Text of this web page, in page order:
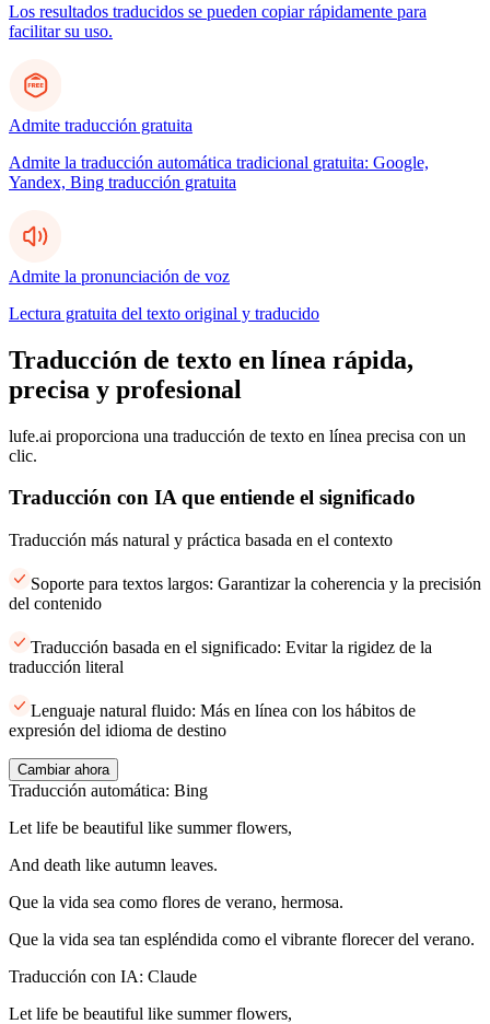
Los resultados traducidos se pueden copiar rápidamente para
facilitar su uso.
Admite traducción gratuita
Admite la traducción automática tradicional gratuita: Google,
Yandex, Bing traducción gratuita
Admite la pronunciación de voz
Lectura gratuita del texto original y traducido
Traducción de texto en línea rápida,
precisa y profesional
lufe.ai proporciona una traducción de texto en línea precisa con un
clic.
Traducción con IA que entiende el significado
Traducción más natural y práctica basada en el contexto
Soporte para textos largos: Garantizar la coherencia y la precisión
del contenido
Traducción basada en el significado: Evitar la rigidez de la
traducción literal
Lenguaje natural fluido: Más en línea con los hábitos de
expresión del idioma de destino
Cambiar ahora
Traducción automática: Bing
Let life be beautiful like summer flowers,
And death like autumn leaves.
Que la vida sea como flores de verano, hermosa.
Que la vida sea tan espléndida como el vibrante florecer del verano.
Traducción con IA: Claude
Let life be beautiful like summer flowers,